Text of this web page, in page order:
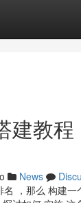
建教程
News
，那么 构建一